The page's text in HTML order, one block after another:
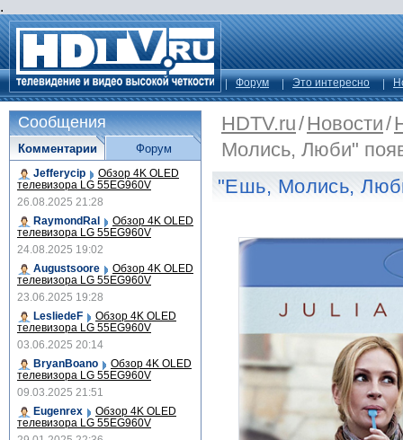
.
Форум Это интересно
HDTV.ru/Новости/
Молись, Люби"
"Ешь, Молись,
Сообщения
Комментарии
Jefferycip Обзор 4K OLED
телевизора LG 55EG960V
26.08.2025 21:28
RaymondRal
Обзор 4K OLED
телевизора LG 55EG960V
24.08.2025 19:02
Augustsoore
Обзор 4K OLED
телевизора LG 55EG960V
23.06.2025 19:28
LesliedeF
Обзор 4K OLED
телевизора LG 55EG960V
03.06.2025 20:14
BryanBoano
Обзор 4K OLED
телевизора LG 55EG960V
09.03.2025 21:51
Eugenrex
Обзор 4K OLED
телевизора LG 55EG960V
Форум